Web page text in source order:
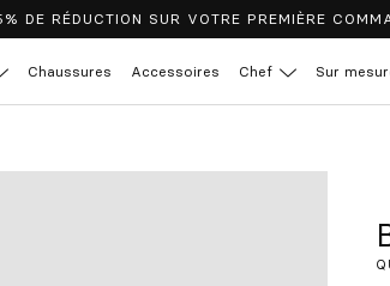
DE RÉDUCTION SUR VOTRE PREMIÈRE
Chaussures Accessoires Chef Sur